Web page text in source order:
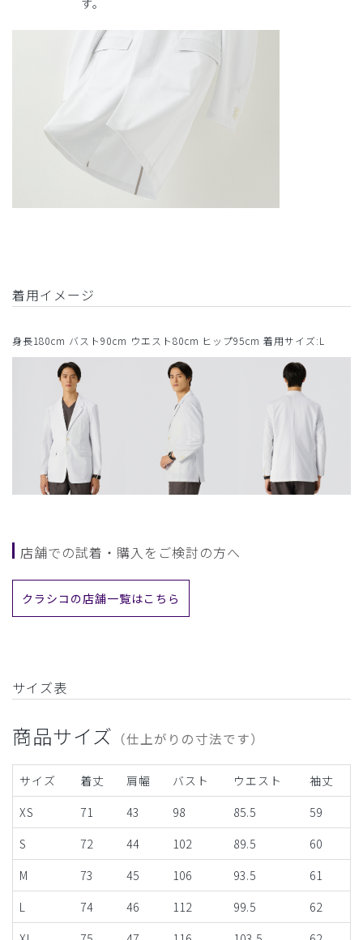
着用イメージ
身長180cm バスト90cm ウエスト80cm ヒップ95cm 着用サイズ:L
店舗での試着・購入をご検討の方へ
クラシコの店舗一覧はこちら
サイズ表
商品サイズ （仕上がりの寸法です）
サイズ 着丈 肩幅 バスト ウエスト
袖丈
XS
71 43 98 85.5
59
S
72 44 102 89.5
60
M
73 45 106 93.5
61
L
74 46 112 99.5
62